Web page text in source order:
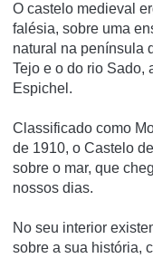
O castelo medieval
falésia, sobre uma
natural na pení­nsula
Tejo e o do rio Sado,
Espichel.
Classificado como
de 1910, o Castelo
sobre o mar, que
nossos dias.
No seu interior
sobre a sua história,